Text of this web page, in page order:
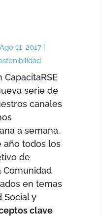
Ago 11, 2017
CapacitaRSE
serie de
canales
a semana,
año todos los
de
Comunidad
en temas
Social y
clave